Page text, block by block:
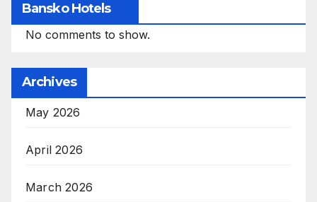
Bansko Hotels
No comments to show.
Archives
May 2026
April 2026
March 2026